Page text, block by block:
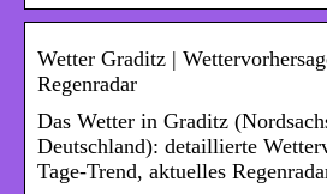
Wetter Graditz |
Regenradar
Das Wetter in Graditz
Deutschland): detaillierte
Tage-Trend, aktuelles